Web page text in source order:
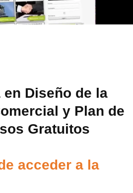
Diseño de la
y Plan de
Gratuitos
acceder a la